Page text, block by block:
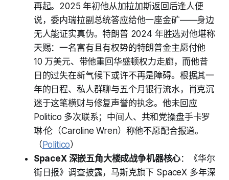
再起。2025 年初他从加拉加斯返回后逢人便
说，委内瑞拉副总统答应给他一座金矿——身边
无人能证实真伪。特朗普 2024 年胜选对他堪称
天赐：一名富有且有权势的特朗普金主愿付他
10 万美元、带他重回华盛顿权力走廊，而他昔
日的过失在新气候下或许不再是障碍。根据其一
年的日程、私人群聊与五个月银行流水，肖克沉
迷于这笔横财与修复声誉的执念。他未回应
Politico 多次联系；中间人、共和党操盘手卡罗
琳·伦（Caroline Wren）称他不愿配合报道。
（Politico）
SpaceX 深嵌五角大楼成战争机器核心：《华尔
街日报》调查披露，马斯克旗下 SpaceX 多年深